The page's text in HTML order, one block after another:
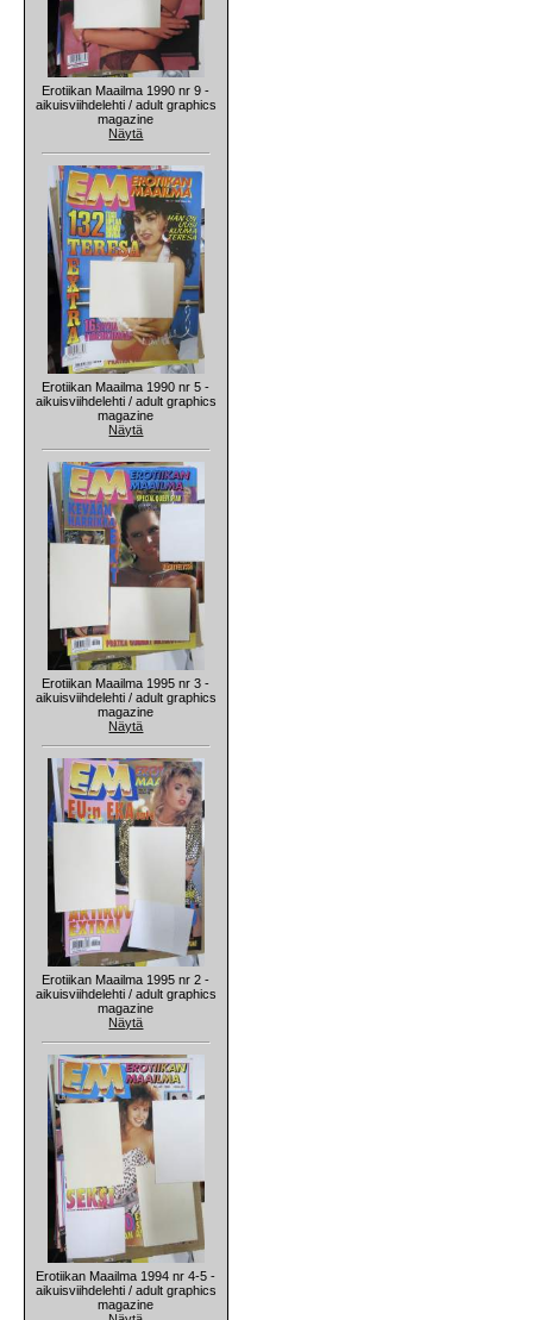
Erotiikan Maailma 1990 nr 9 -
aikuisviihdelehti / adult graphics
magazine
Näytä
Erotiikan Maailma 1990 nr 5 -
aikuisviihdelehti / adult graphics
magazine
Näytä
Erotiikan Maailma 1995 nr 3 -
aikuisviihdelehti / adult graphics
magazine
Näytä
Erotiikan Maailma 1995 nr 2 -
aikuisviihdelehti / adult graphics
magazine
Näytä
Erotiikan Maailma 1994 nr 4-5 -
aikuisviihdelehti / adult graphics
magazine